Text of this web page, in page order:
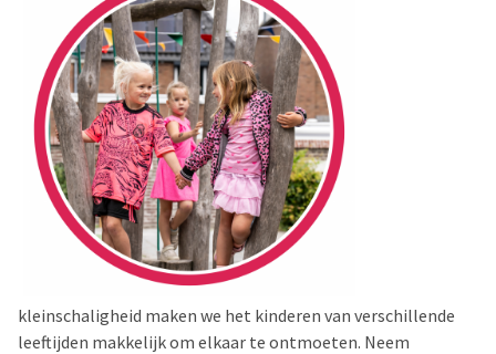
kleinschaligheid maken we het kinderen van verschillende
leeftijden makkelijk om elkaar te ontmoeten. Neem